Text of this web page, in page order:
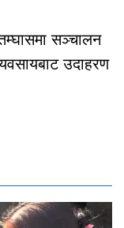
सञ्चालन
उदाहरण